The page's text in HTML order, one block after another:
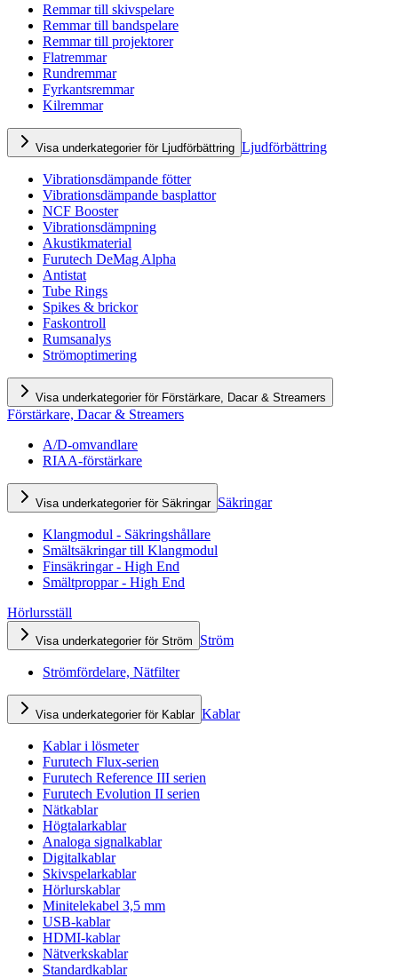
Remmar till skivspelare
Remmar till bandspelare
Remmar till projektorer
Flatremmar
Rundremmar
Fyrkantsremmar
Kilremmar
Visa underkategorier för Ljudförbättring Ljudförbättring
Vibrationsdämpande fötter
Vibrationsdämpande basplattor
NCF Booster
Vibrationsdämpning
Akustikmaterial
Furutech DeMag Alpha
Antistat
Tube Rings
Spikes & brickor
Faskontroll
Rumsanalys
Strömoptimering
Visa underkategorier för Förstärkare, Dacar & Streamers
Förstärkare, Dacar & Streamers
A/D-omvandlare
RIAA-förstärkare
Visa underkategorier för Säkringar Säkringar
Klangmodul - Säkringshållare
Smältsäkringar till Klangmodul
Finsäkringar - High End
Smältproppar - High End
Hörlursställ
Visa underkategorier för Ström Ström
Strömfördelare, Nätfilter
Visa underkategorier för Kablar Kablar
Kablar i lösmeter
Furutech Flux-serien
Furutech Reference III serien
Furutech Evolution II serien
Nätkablar
Högtalarkablar
Analoga signalkablar
Digitalkablar
Skivspelarkablar
Hörlurskablar
Minitelekabel 3,5 mm
USB-kablar
HDMI-kablar
Nätverkskablar
Standardkablar